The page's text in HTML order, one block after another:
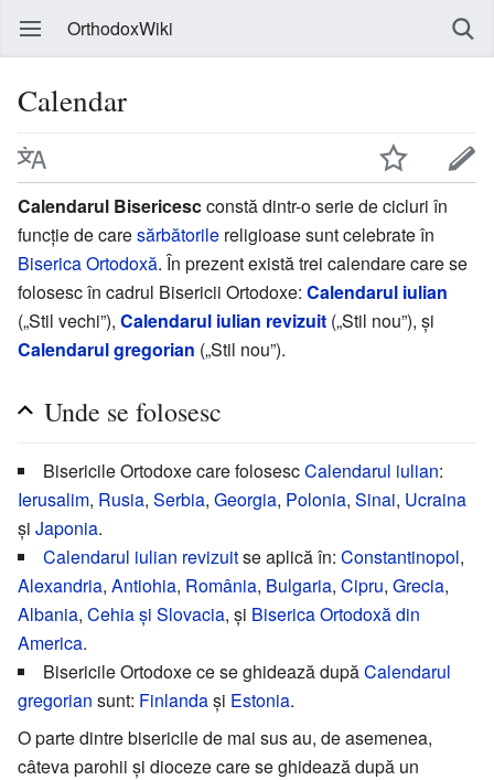
OrthodoxWiki
Calendar
Calendarul Bisericescconstă dintr-o serie de cicluri în
funcție de caresărbătorile religioase sunt celebrate în
Biserica Ortodoxă. În prezent există trei calendare care se
folosesc în cadrul Bisericii Ortodoxe: Calendarul iulian
(„Stil vechi”), Calendarul iulian revizuit („Stil nou”), și
Calendarul gregorian („Stil nou”).
Unde se folosesc
Bisericile Ortodoxe care folosescCalendarul iulian:
Ierusalim, Rusia, Serbia, Georgia, Polonia, Sinai, Ucraina
și Japonia.
Calendarul iulian revizuitse aplică în: Constantinopol,
Alexandria, Antiohia, România, Bulgaria, Cipru, Grecia,
Albania, Cehia și Slovacia, și Biserica Ortodoxă din
America.
Bisericile Ortodoxe ce se ghidează dupăCalendarul
gregorian sunt: Finlandași Estonia.
O parte dintre bisericile de mai sus au, de asemenea,
câteva parohii și dioceze care se ghidează după un